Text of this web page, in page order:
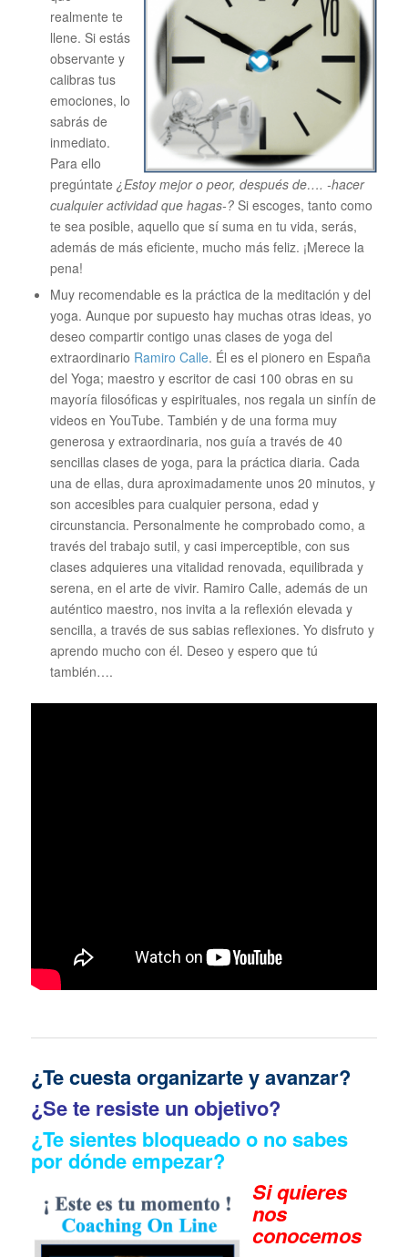
realmente te
llene. Si estás
observante y
calibras tus
emociones, lo
sabrás de
inmediato.
Para ello
pregúntate ¿Estoy mejor o peor, después de…. -hacer
cualquier actividad que hagas-?Si escoges, tanto como
te sea posible, aquello que sí suma en tu vida, serás,
además de más eficiente, mucho más feliz. ¡Merece la
pena!
Muy recomendable es la práctica de la meditación y del
yoga. Aunque por supuesto hay muchas otras ideas, yo
deseo compartir contigo unas clases de yoga del
extraordinario Ramiro Calle. Él es el pionero en España
del Yoga; maestro y escritor de casi 100 obras en su
mayoría filosóficas y espirituales, nos regala un sinfín de
videos en YouTube. También y de una forma muy
generosa y extraordinaria, nos guía a través de 40
sencillas clases de yoga, para la práctica diaria. Cada
una de ellas, dura aproximadamente unos 20 minutos, y
son accesibles para cualquier persona, edad y
circunstancia. Personalmente he comprobado como, a
través del trabajo sutil, y casi imperceptible, con sus
clases adquieres una vitalidad renovada, equilibrada y
serena, en el arte de vivir. Ramiro Calle, además de un
auténtico maestro, nos invita a la reflexión elevada y
sencilla, a través de sus sabias reflexiones. Yo disfruto y
aprendo mucho con él. Deseo y espero que tú
también….
¿Te cuesta organizarte y avanzar?
¿Se te resiste un objetivo?
¿Te sientes bloqueado o no sabes
por dónde empezar?
Si quieres
nos
conocemos